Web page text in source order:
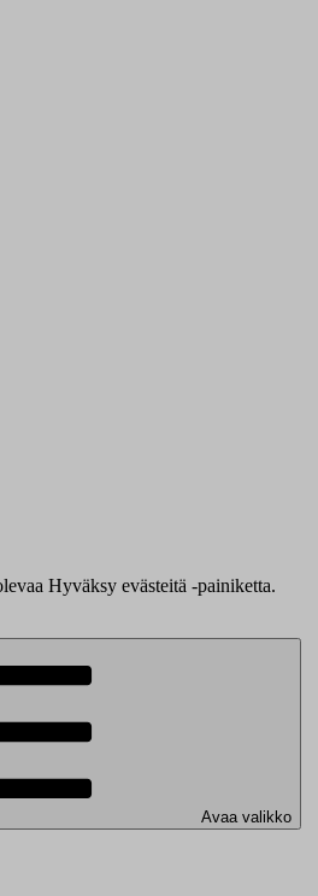
Hyväksy evästeitä -painiketta.
Avaa valikko